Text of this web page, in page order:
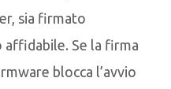
sia firmato
Se la firma
blocca l’avvio